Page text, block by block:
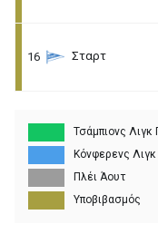
16 Σταρτ
Τσάμπιονς Λιγκ
Κόνφερενς
Πλέι Άουτ
Υποβιβασμός